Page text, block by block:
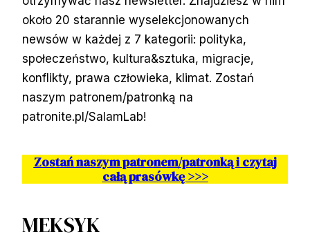
około 20 starannie wyselekcjonowanych
newsów w każdej z 7 kategorii: polityka,
społeczeństwo, kultura&sztuka, migracje,
konflikty, prawa człowieka, klimat. Zostań
naszym patronem/patronką na
patronite.pl/SalamLab!
Zostań naszym patronem/patronką i czytaj
całą prasówkę >>>
MEKSYK